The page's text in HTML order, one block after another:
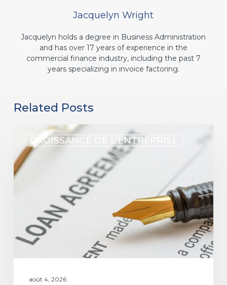
Jacquelyn Wright
Jacquelyn holds a degree in Business Administration
and has over 17 years of experience in the
commercial finance industry, including the past 7
years specializing in invoice factoring.
Related Posts
CROISSANCE DE L’ENTREPRISE
août 4, 2026